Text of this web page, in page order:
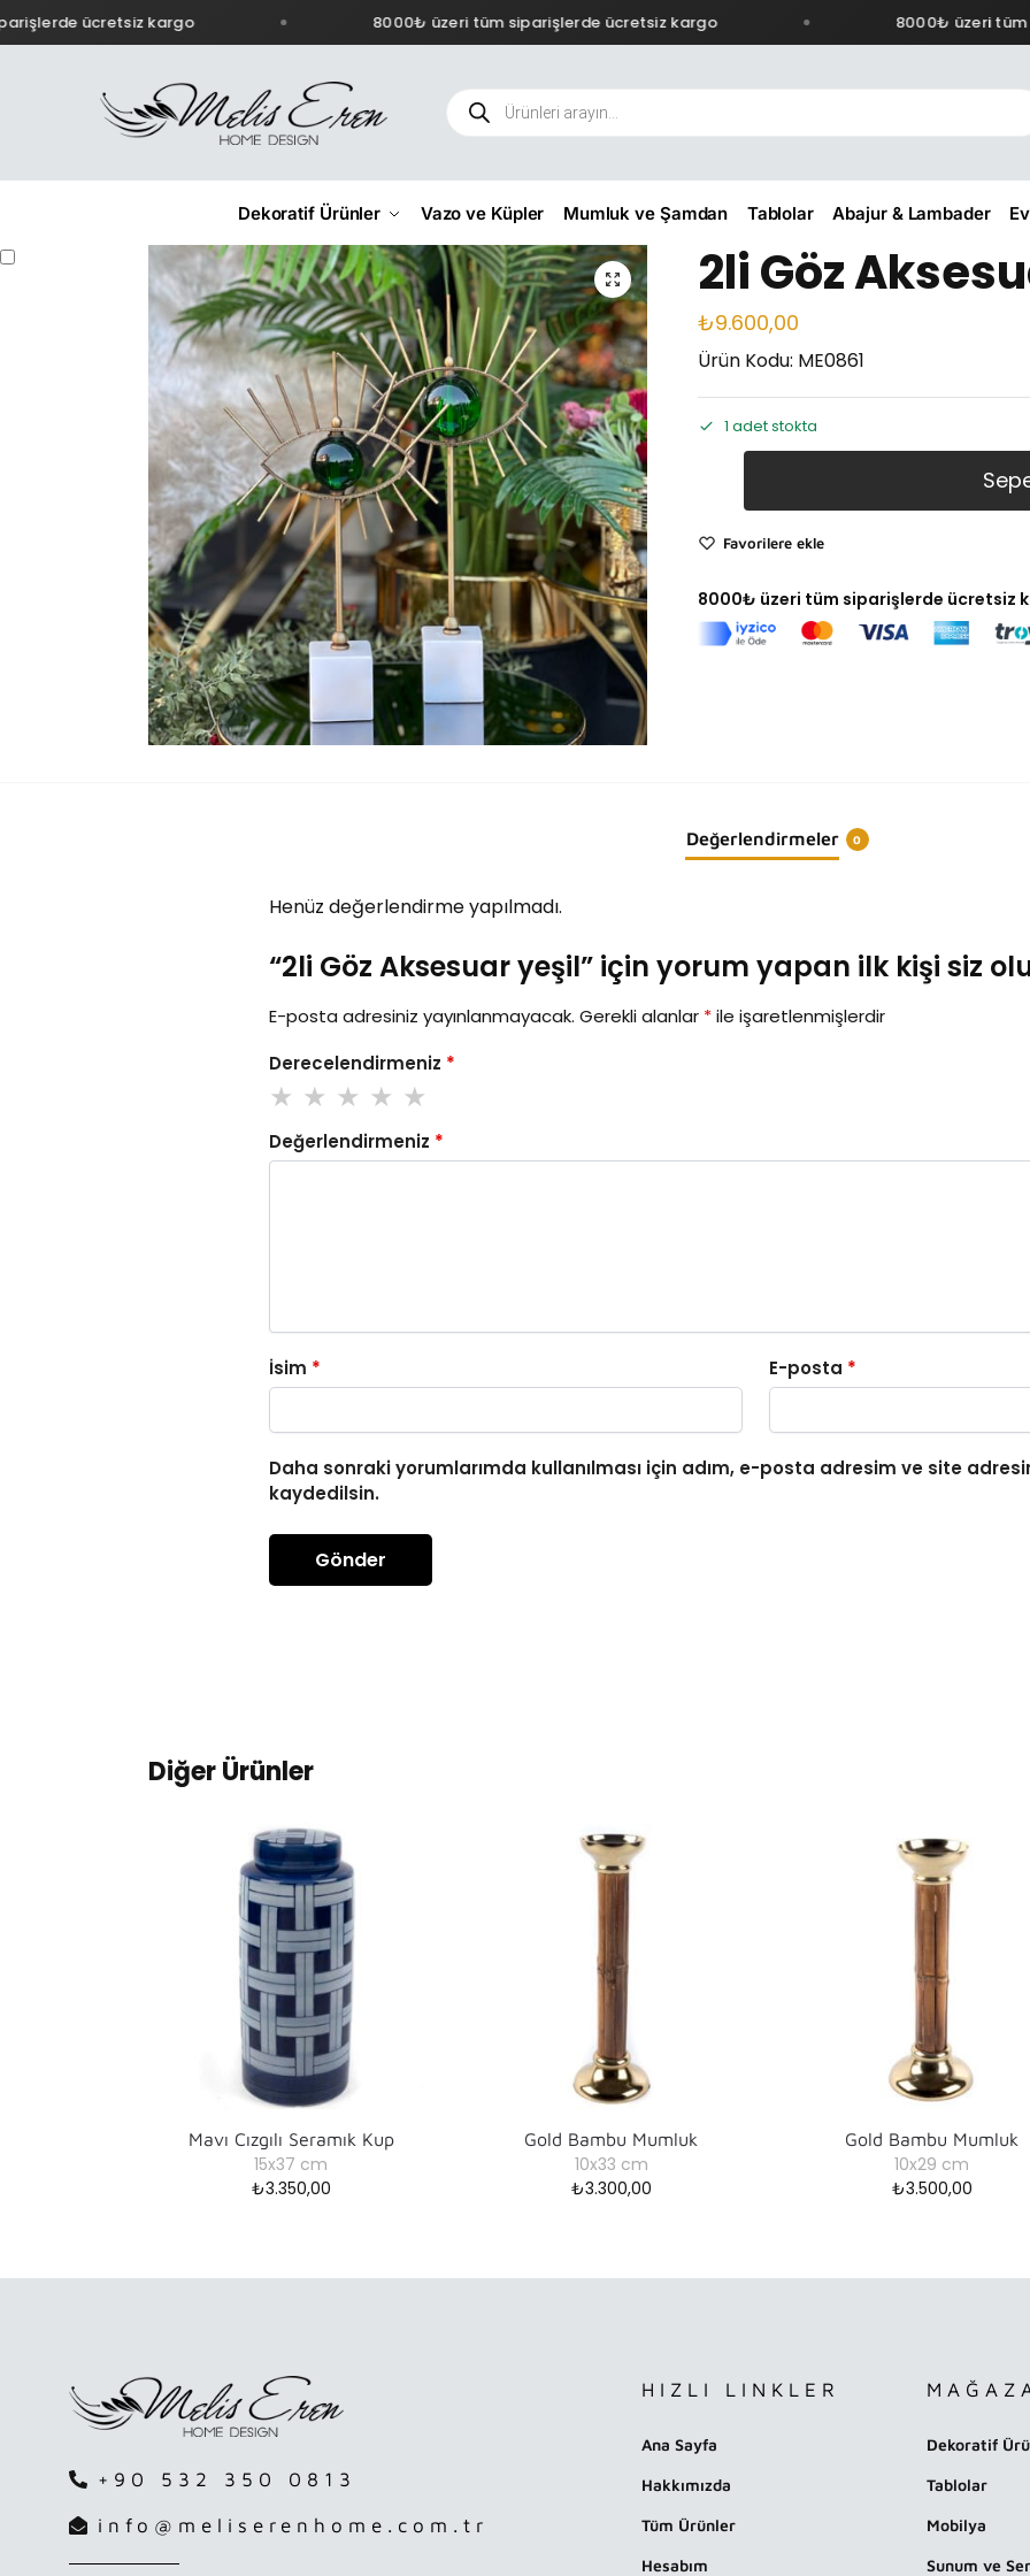
ücretsiz kargo 8000₺ üzeri tüm siparişlerde ücretsiz kargo 8000₺ üzeri tüm
Dekoratif Ürünler Vazo ve Küpler Mumluk ve Şamdan Tablolar Abajur & Lambader
2li Göz
₺9.600,00
Ürün Kodu: ME0861
1 adet stokta
Favorilere ekle
8000₺ üzeri tüm siparişlerde ücretsiz
Değerlendirmeler 0
Henüz değerlendirme yapılmadı.
“2li Göz Aksesuar yeşil” için yorum yapan ilk kişi siz
E-posta adresiniz yayınlanmayacak. Gerekli alanlar *ile işaretlenmişlerdir
Derecelendirmeniz *
Değerlendirmeniz *
İsim * E-posta *
Daha sonraki yorumlarımda kullanılması için adım, e-posta adresim ve site
kaydedilsin.
Diğer Ürünler
Mavı Cızgılı Seramık Kup
15x37 cm
₺3.350,00
Gold Bambu Mumluk
10x33 cm
₺3.300,00
Gold Bambu Mumluk
10x29 cm
₺3.500,00
+90 532 350 0813
info@meliserenhome.com.tr
HIZLI LINKLER
Ana Sayfa
Hakkımızda
Tüm Ürünler
Hesabım
Dekoratif
Tablolar
Mobilya
Sunum ve